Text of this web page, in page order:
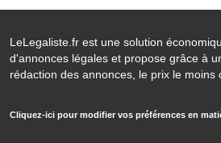
LeLegaliste.fr est une solution
d'annonces légales et propose grâce à
rédaction des annonces, le prix le moins
Cliquez-ici pour modifier vos préférences en